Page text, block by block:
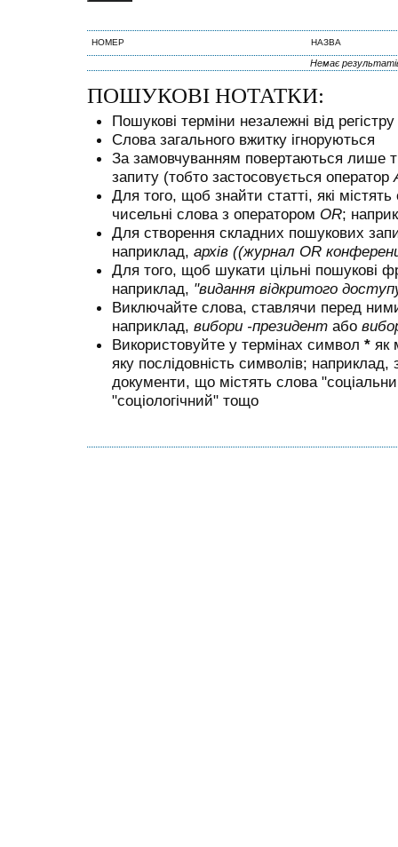
НОМЕР НАЗВА
Немає
ПОШУКОВІ НОТАТКИ:
Пошукові терміни незалежні від регістру
Слова загального вжитку ігноруються
За замовчуванням повертаються лише ті
запиту (тобто застосовується оператор
Для того, щоб знайти статті, які
чисельні слова з оператором OR;
Для створення складних пошукових
наприклад, архів ((журнал OR
Для того, щоб шукати цільні пошукові
наприклад, "видання відкритого
Виключайте слова, ставлячи перед
наприклад, вибори -президент або
Використовуйте у термінах символ * як
яку послідовність символів;
документи, що містять слова
"соціологічний" тощо